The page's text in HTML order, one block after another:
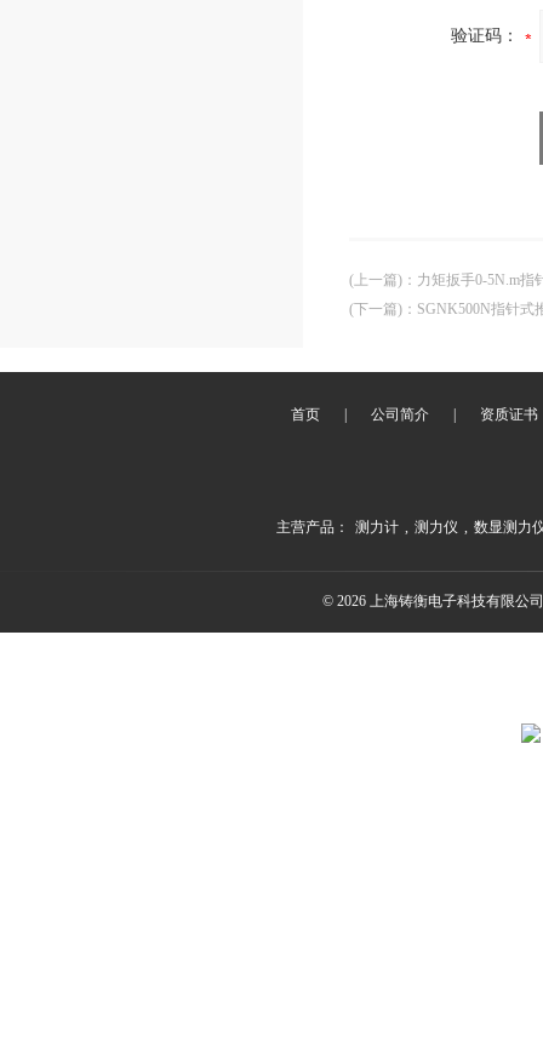
验证码：
(上一篇) ： 力矩扳手0-5N.m指
(下一篇) ： SGNK500N指针式
首页 公司简介 资质证书
主营产品： 测力计 , 测力仪 , 数显测力
© 2026 上海铸衡电子科技有限公